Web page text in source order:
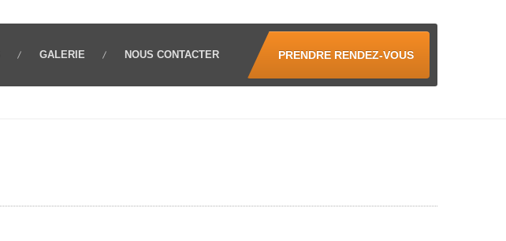
GALERIE NOUS CONTACTER PRENDRE RENDEZ-VOUS